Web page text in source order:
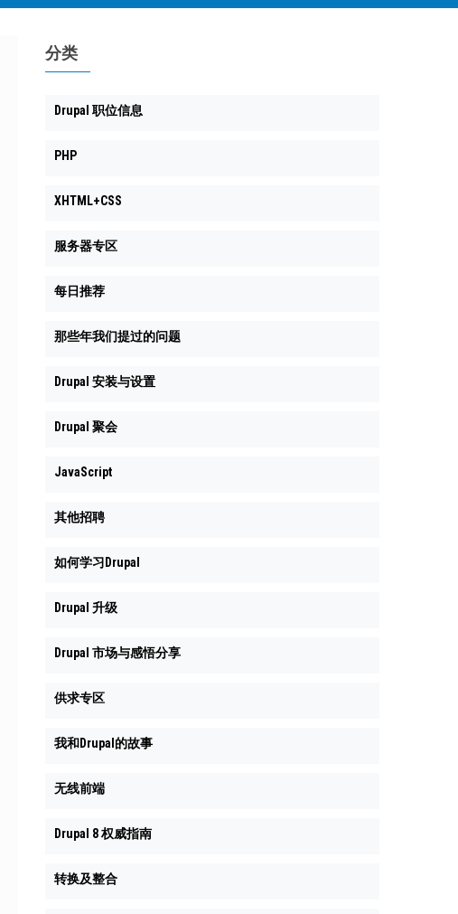
分类
Drupal 职位信息
PHP
XHTML+CSS
服务器专区
每日推荐
那些年我们提过的问题
Drupal 安装与设置
Drupal 聚会
JavaScript
其他招聘
如何学习Drupal
Drupal 升级
Drupal 市场与感悟分享
供求专区
我和Drupal的故事
无线前端
Drupal 8 权威指南
转换及整合